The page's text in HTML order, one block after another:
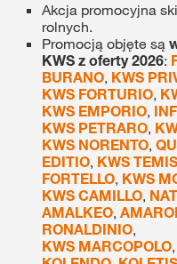
Akcja promocyjna
rolnych.
Promocją objęte są
KWS z oferty 2026:
BURANO, KWS
KWS FORTURIO,
KWS EMPORIO,
KWS PETRARO,
KWS NORENTO,
EDITIO, KWS
FORTELLO, KWS
KWS CAMILLO,
AMALKEO,
RONALDINIO,
KWS MARCOPOLO,